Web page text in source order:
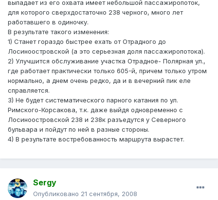
выпадает из его охвата имеет небольшой пассажиропоток,
для которого сверхдостаточно 238 черного, много лет
работавшего в одиночку.
В результате такого изменения:
1) Станет гораздо быстрее ехать от Отрадного до
Лосиноостровской (а это серьезная доля пассажиропотока).
2) Улучшится обслуживание участка Отрадное- Полярная ул.,
где работает практически только 605-й, причем только утром
нормально, а днем очень редко, да и в вечерний пик еле
справляется.
3) Не будет систематического парного катания по ул.
Римского-Корсакова, т.к. даже выйдя одновременно с
Лосиноостровской 238 и 238к разъедутся у Северного
бульвара и пойдут по ней в разные стороны.
4) В результате востребованность маршрута вырастет.
Sergy
Опубликовано 21 сентября, 2008